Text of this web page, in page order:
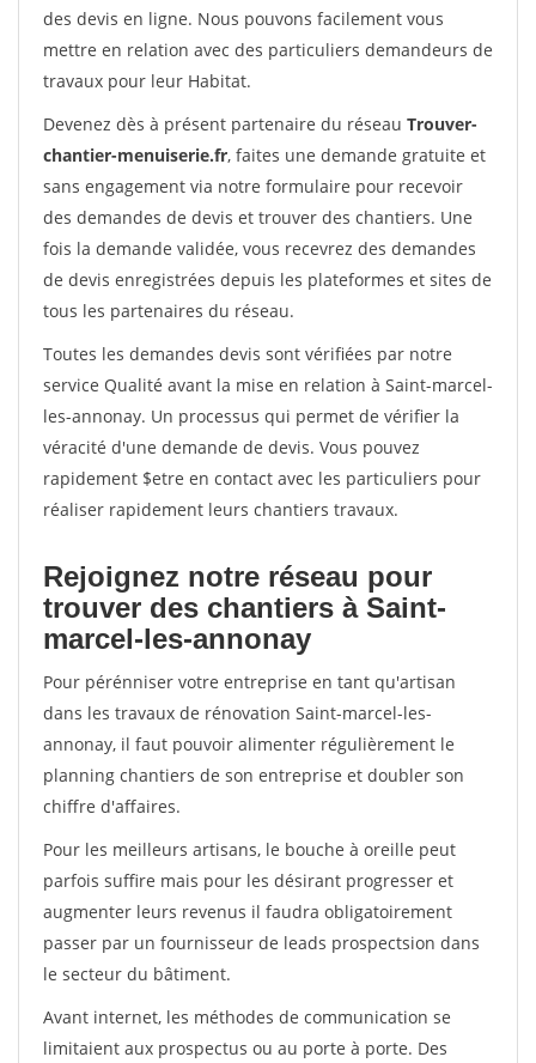
des devis en ligne. Nous pouvons facilement vous
mettre en relation avec des particuliers demandeurs de
travaux pour leur Habitat.
Devenez dès à présent partenaire du réseau Trouver-
chantier-menuiserie.fr, faites une demande gratuite et
sans engagement via notre formulaire pour recevoir
des demandes de devis et trouver des chantiers. Une
fois la demande validée, vous recevrez des demandes
de devis enregistrées depuis les plateformes et sites de
tous les partenaires du réseau.
Toutes les demandes devis sont vérifiées par notre
service Qualité avant la mise en relation à Saint-marcel-
les-annonay. Un processus qui permet de vérifier la
véracité d'une demande de devis. Vous pouvez
rapidement $etre en contact avec les particuliers pour
réaliser rapidement leurs chantiers travaux.
Rejoignez notre réseau pour
trouver des chantiers à Saint-
marcel-les-annonay
Pour pérénniser votre entreprise en tant qu'artisan
dans les travaux de rénovation Saint-marcel-les-
annonay, il faut pouvoir alimenter régulièrement le
planning chantiers de son entreprise et doubler son
chiffre d'affaires.
Pour les meilleurs artisans, le bouche à oreille peut
parfois suffire mais pour les désirant progresser et
augmenter leurs revenus il faudra obligatoirement
passer par un fournisseur de leads prospectsion dans
le secteur du bâtiment.
Avant internet, les méthodes de communication se
limitaient aux prospectus ou au porte à porte. Des